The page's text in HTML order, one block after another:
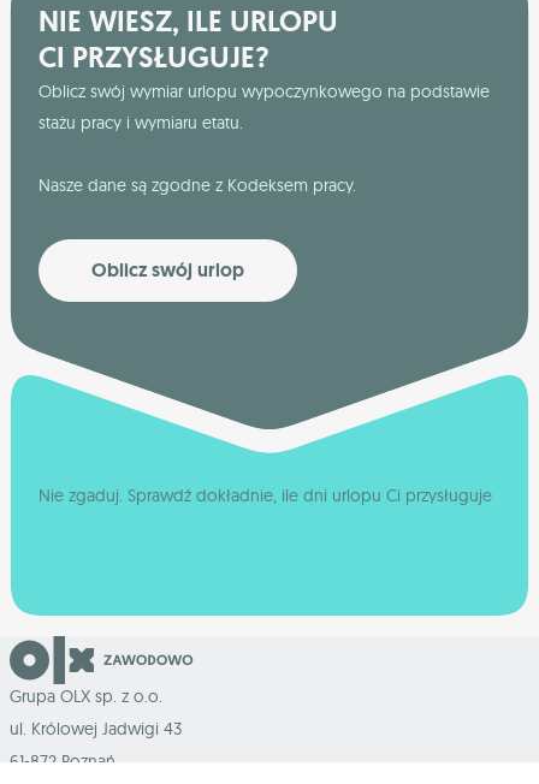
NIE WIESZ, ILE URLOPU
CI PRZYSŁUGUJE?
Oblicz swój wymiar urlopu wypoczynkowego na podstawie
stażu pracy i wymiaru etatu.
Nasze dane są zgodne z Kodeksem pracy.
Oblicz swój urlop
Nie zgaduj. Sprawdź dokładnie, ile dni urlopu Ci przysługuje
Grupa OLX sp. z o.o.
ul. Królowej Jadwigi 43
61-872 Poznań